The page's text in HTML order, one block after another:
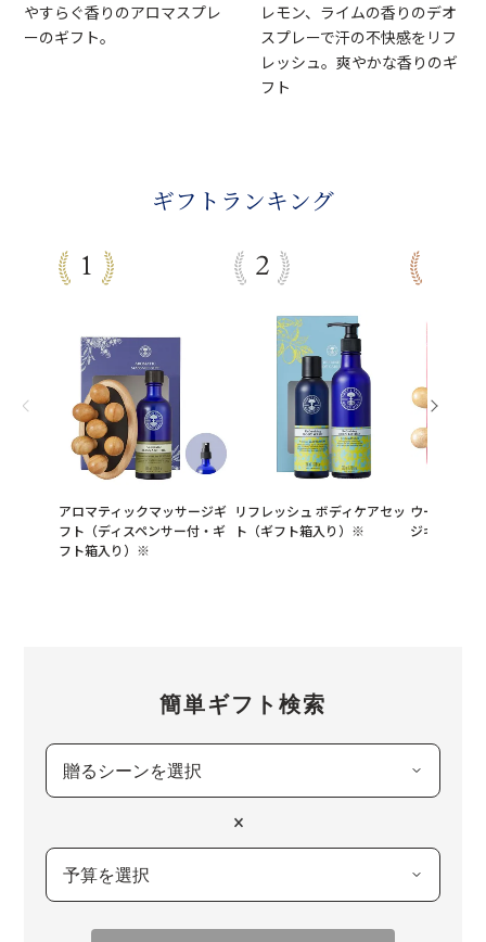
やすらぐ香りのアロマスプレ
ーのギフト。
レモン、ライムの香りのデオ
スプレーで汗の不快感をリフ
レッシュ。爽やかな香りのギ
フト
ギフトランキング
アロマティックマッサージギ
フト（ディスペンサー付・ギ
フト箱入り）※
リフレッシュ ボディケアセッ
ト（ギフト箱入り）※
ウーマンズ
ジギフト（
簡単ギフト検索
×